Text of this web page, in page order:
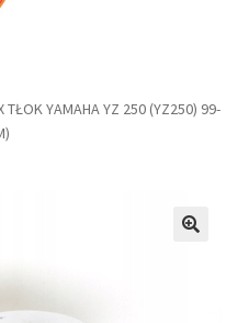
TŁOK YAMAHA YZ 250 (YZ250) 99-